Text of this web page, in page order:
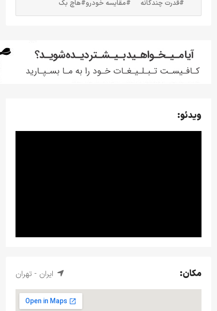
#قدرت چندگانه #مقایسه خودرو#هاچ بک
ویدئو:
مکان: ایران - تهران